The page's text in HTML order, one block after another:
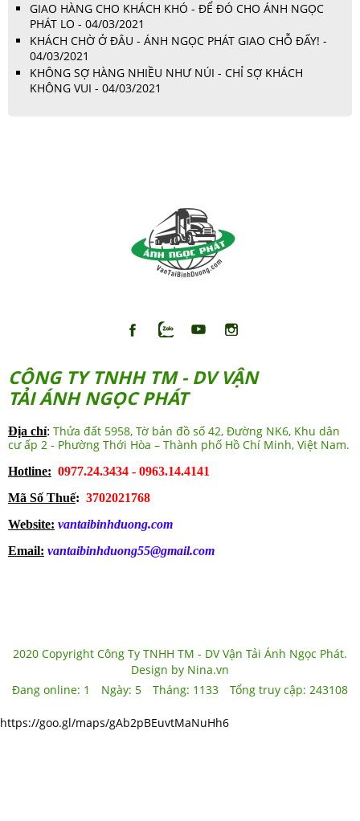
GIAO HÀNG CHO KHÁCH KHÓ - ĐỂ ĐÓ CHO ÁNH NGỌC
PHÁT LO - 04/03/2021
KHÁCH CHỜ Ở ĐÂU - ÁNH NGỌC PHÁT GIAO CHỖ ĐẤY! -
04/03/2021
KHÔNG SỢ HÀNG NHIỀU NHƯ NÚI - CHỈ SỢ KHÁCH
KHÔNG VUI - 04/03/2021
CÔNG TY TNHH TM - DV VẬN
TẢI ÁNH NGỌC PHÁT
Địa chỉ: Thửa đất 5958, Tờ bản đồ số 42, Đường NK6, Khu dân
cư ấp 2 - Phường Thới Hòa – Thành phố Hồ Chí Minh, Việt Nam.
Hotline: 0977.24.3434 - 0963.14.4141
Mã Số Thuế: 3702021768
Website: vantaibinhduong.com
Email: vantaibinhduong55@gmail.com
2020 Copyright Công Ty TNHH TM - DV Vận Tải Ánh Ngọc Phát.
Design by Nina.vn
Đang online: 1 Ngày: 5 Tháng: 1133 Tổng truy cập: 243108
https://goo.gl/maps/gAb2pBEuvtMaNuHh6